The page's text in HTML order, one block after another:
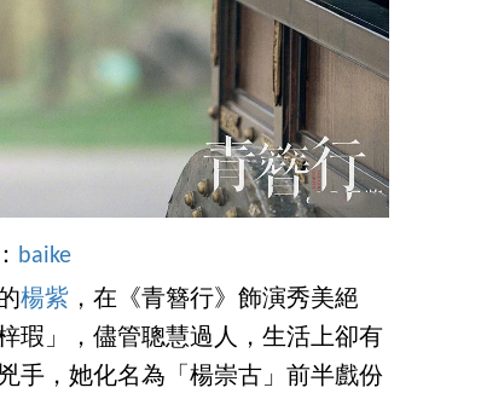
baike
楊紫，在《青簪行》飾演秀美絕
瑕」，儘管聰慧過人，生活上卻有
手，她化名為「楊崇古」前半戲份